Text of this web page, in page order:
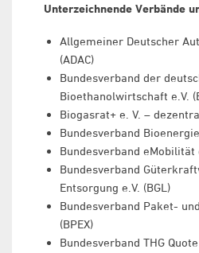
Unterzeichnende Verbände
Allgemeiner Deutscher
(ADAC)
Bundesverband der
Bioethanolwirtschaft e.V.
Biogasrat+ e. V. –
Bundesverband Bioenergie
Bundesverband eMobilität
Bundesverband
Entsorgung e.V. (BGL)
Bundesverband Paket-
(BPEX)
Bundesverband THG Quote